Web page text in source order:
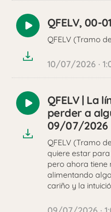
Reproducir
audio
QFELV, 00-
QFELV (Tramo
10/07/2026 ·
Reproducir
audio
QFELV | La
perder a
09/07/2026
QFELV (Tramo
quiere estar
pero ahora tiene
alimentando
cariño y la